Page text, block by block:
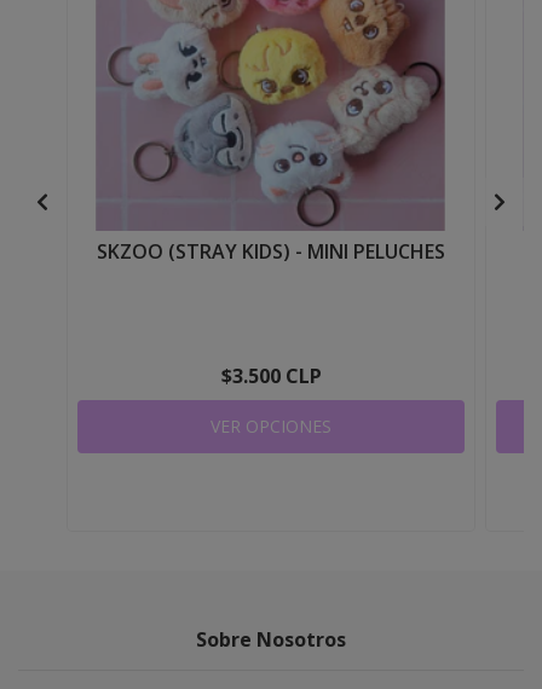
SKZOO (STRAY KIDS) - MINI PELUCHES
$3.500 CLP
VER OPCIONES
Sobre Nosotros